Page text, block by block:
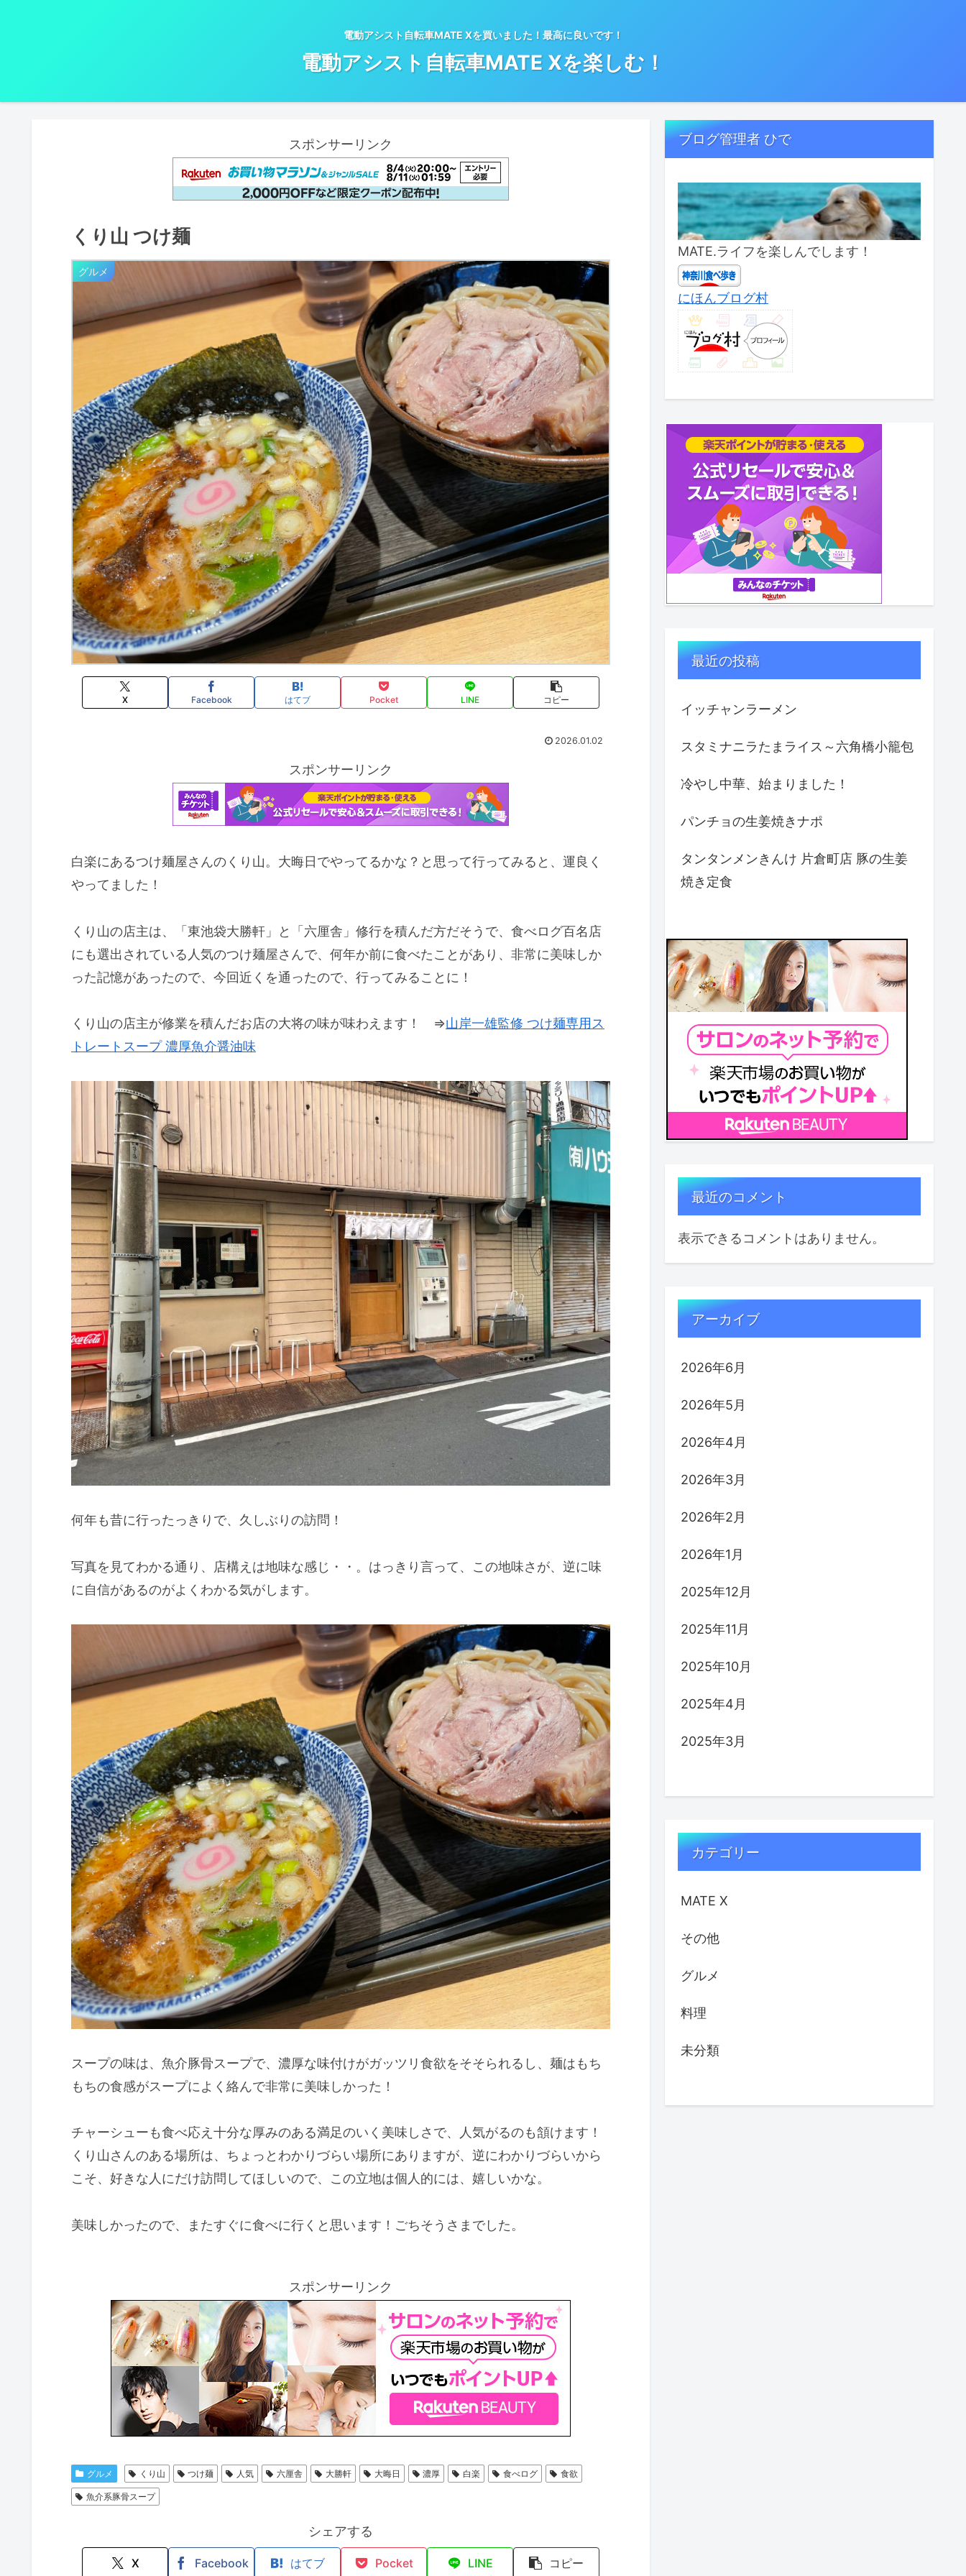
電動アシスト自転車MATE Xを買いました！最高に良いです！
電動アシスト自転車MATE Xを楽しむ！
スポンサーリンク
くり山 つけ麺
グルメ
X Facebook はてブ Pocket LINE コピー
2026.01.02
スポンサーリンク
白楽にあるつけ麺屋さんのくり山。大晦日でやってるかな？と思って行ってみると、運良く
やってました！
くり山の店主は、「東池袋大勝軒」と「六厘舎」修行を積んだ方だそうで、食べログ百名店
にも選出されている人気のつけ麺屋さんで、何年か前に食べたことがあり、非常に美味しか
った記憶があったので、今回近くを通ったので、行ってみることに！
くり山の店主が修業を積んだお店の大将の味が味わえます！ ⇒山岸一雄監修 つけ麺専用ス
トレートスープ 濃厚魚介醤油味
何年も昔に行ったっきりで、久しぶりの訪問！
写真を見てわかる通り、店構えは地味な感じ・・。はっきり言って、この地味さが、逆に味
に自信があるのがよくわかる気がします。
スープの味は、魚介豚骨スープで、濃厚な味付けがガッツリ食欲をそそられるし、麺はもち
もちの食感がスープによく絡んで非常に美味しかった！
チャーシューも食べ応え十分な厚みのある満足のいく美味しさで、人気がるのも頷けます！
くり山さんのある場所は、ちょっとわかりづらい場所にありますが、逆にわかりづらいから
こそ、好きな人にだけ訪問してほしいので、この立地は個人的には、嬉しいかな。
美味しかったので、またすぐに食べに行くと思います！ごちそうさまでした。
スポンサーリンク
グルメ くり山 つけ麺 人気 六厘舎 大勝軒 大晦日 濃厚 白楽 食べログ 食欲
魚介系豚骨スープ
シェアする
X Facebook はてブ Pocket LINE コピー
ブログ管理者 ひで
MATE.ライフを楽しんでします！
にほんブログ村
最近の投稿
イッチャンラーメン
スタミナニラたまライス～六角橋小籠包
冷やし中華、始まりました！
パンチョの生姜焼きナポ
タンタンメンきんけ 片倉町店 豚の生姜
焼き定食
最近のコメント
表示できるコメントはありません。
アーカイブ
2026年6月
2026年5月
2026年4月
2026年3月
2026年2月
2026年1月
2025年12月
2025年11月
2025年10月
2025年4月
2025年3月
カテゴリー
MATE X
その他
グルメ
料理
未分類